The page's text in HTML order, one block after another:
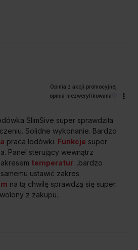
użytkowania
potrafią być irytujące –
gdy kuchnia połączona jest
problem! Lodówki Amica z funkcją
są tak, by jak najbardziej
generowanego przez mechaniczne
zapewnia codzienny komfort
Mniej decybeli, więcej rodzinnego
opinia niezweryfikowana
SlimSive super sprawdziła
Solidne wykonanie. Bardzo
praca lodówki. Funkcje super
Panel sterujący wewnątrz
temperatur ..bardzo
ustawić zakres
na tą chwilę sprawdzą się super.
z zakupu.